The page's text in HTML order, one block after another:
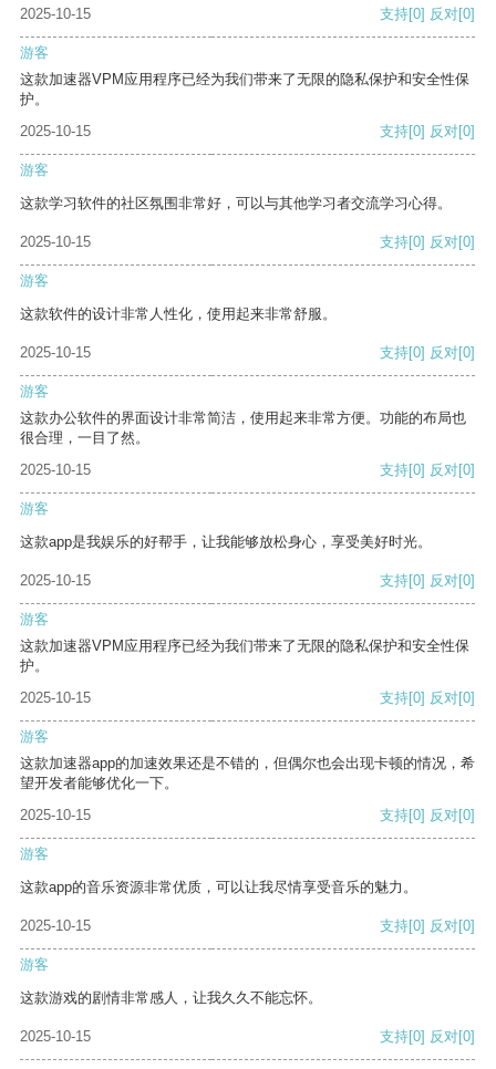
2025-10-15 支持[0] 反对[0]
游客
这款加速器VPM应用程序已经为我们带来了无限的隐私保护和安全性保
护。
2025-10-15
支持[0] 反对[0]
游客
这款学习软件的社区氛围非常好，可以与其他学习者交流学习心得。
2025-10-15 支持[0] 反对[0]
游客
这款软件的设计非常人性化，使用起来非常舒服。
2025-10-15 支持[0] 反对[0]
游客
这款办公软件的界面设计非常简洁，使用起来非常方便。功能的布局也
很合理，一目了然。
2025-10-15
支持[0] 反对[0]
游客
这款app是我娱乐的好帮手，让我能够放松身心，享受美好时光。
2025-10-15 支持[0] 反对[0]
游客
这款加速器VPM应用程序已经为我们带来了无限的隐私保护和安全性保
护。
2025-10-15
支持[0] 反对[0]
游客
这款加速器app的加速效果还是不错的，但偶尔也会出现卡顿的情况，希
望开发者能够优化一下。
2025-10-15
支持[0] 反对[0]
游客
这款app的音乐资源非常优质，可以让我尽情享受音乐的魅力。
2025-10-15 支持[0] 反对[0]
游客
这款游戏的剧情非常感人，让我久久不能忘怀。
2025-10-15 支持[0] 反对[0]